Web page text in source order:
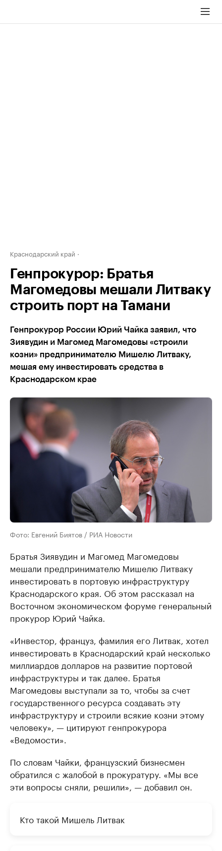
Краснодарский край
Генпрокурор: Братья
Магомедовы мешали Литваку
строить порт на Тамани
Генпрокурор России Юрий Чайка заявил, что
Зиявудин и Магомед Магомедовы «строили
козни» предпринимателю Мишелю Литваку,
мешая ему инвестировать средства в
Краснодарском крае
Фото: Евгений Биятов / РИА Новости
Братья Зиявудин и Магомед Магомедовы
мешали предпринимателю Мишелю Литваку
инвестировать в портовую инфраструктуру
Краснодарского края. Об этом рассказал на
Восточном экономическом форуме генеральный
прокурор Юрий Чайка.
«Инвестор, француз, фамилия его Литвак, хотел
инвестировать в Краснодарский край несколько
миллиардов долларов на развитие портовой
инфраструктуры и так далее. Братья
Магомедовы выступали за то, чтобы за счет
государственного ресурса создавать эту
инфраструктуру и строили всякие козни этому
человеку», — цитируют генпрокурора
«Ведомости».
По словам Чайки, французский бизнесмен
обратился с жалобой в прокуратуру. «Мы все
эти вопросы сняли, решили», — добавил он.
Кто такой Мишель Литвак